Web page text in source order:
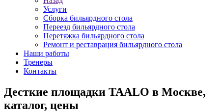
Услуги
Сборка бильярдного стола
Переезд бильярдного стола
Перетяжка бильярдного стола
Ремонт и реставрация бильярдного стола
Наши работы
Тренеры
Контакты
Десткие площадки TAALO в Москве,
каталог, цены